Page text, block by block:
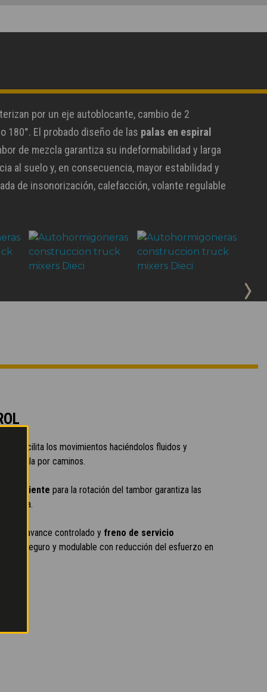
por un eje autoblocante, cambio de 2
El probado diseño de las palas en espiral
de mezcla garantiza su indeformabilidad y larga
al suelo y, en consecuencia, mayor estabilidad y
de insonorización, calefacción, volante regulable
facilita los movimientos haciéndolos fluidos y
circula por caminos.
para la rotación del tambor garantiza las
mezcla.
el avance controlado y freno de servicio
seguro y modulable con reducción del esfuerzo en